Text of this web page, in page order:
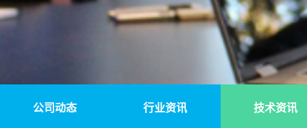
公司动态 行业资讯 技术资讯